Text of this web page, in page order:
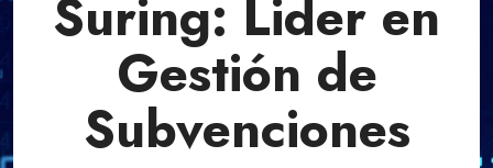
Suring: Lider en
Gestión de
Subvenciones